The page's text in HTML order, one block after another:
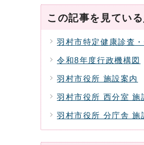
この記事を見てい
羽村市特定健康診査
令和8年度行政機構図
羽村市役所 施設案内
羽村市役所 西分室 施
羽村市役所 分庁舎 施